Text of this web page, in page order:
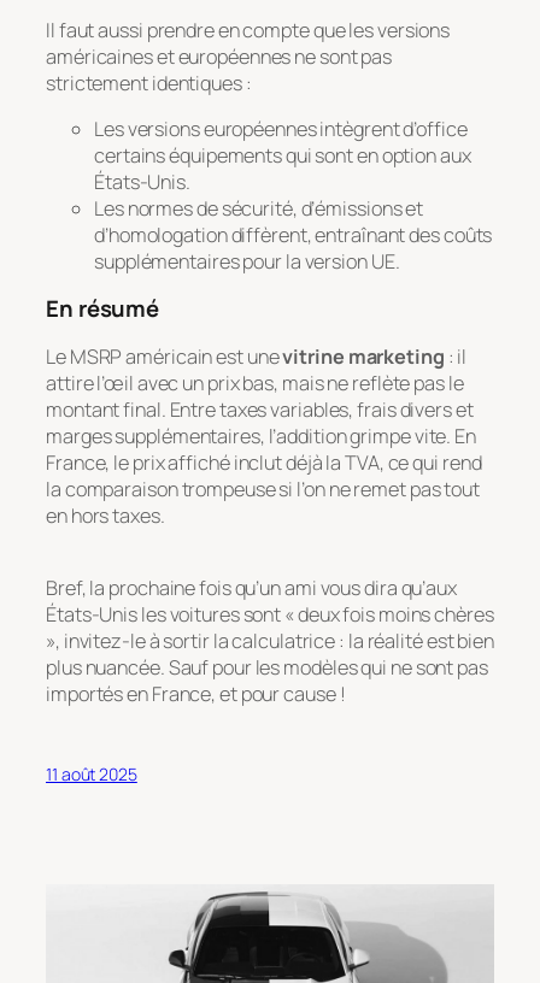
Il faut aussi prendre en compte que les versions
américaines et européennes ne sont pas
strictement identiques :
Les versions européennes intègrent d’office
certains équipements qui sont en option aux
États-Unis.
Les normes de sécurité, d’émissions et
d’homologation diffèrent, entraînant des coûts
supplémentaires pour la version UE.
En résumé
Le MSRP américain est unevitrine marketing : il
attire l’œil avec un prix bas, mais ne reflète pas le
montant final. Entre taxes variables, frais divers et
marges supplémentaires, l’addition grimpe vite. En
France, le prix affiché inclut déjà la TVA, ce qui rend
la comparaison trompeuse si l’on ne remet pas tout
en hors taxes.
Bref, la prochaine fois qu’un ami vous dira qu’aux
États-Unis les voitures sont « deux fois moins chères
», invitez-le à sortir la calculatrice : la réalité est bien
plus nuancée. Sauf pour les modèles qui ne sont pas
importés en France, et pour cause !
11 août 2025